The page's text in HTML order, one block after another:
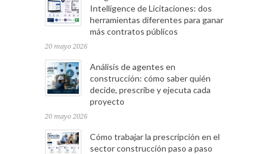
Intelligence de Licitaciones: dos
herramientas diferentes para ganar
más contratos públicos
20 mayo 2026
Análisis de agentes en
construcción: cómo saber quién
decide, prescribe y ejecuta cada
proyecto
20 mayo 2026
Cómo trabajar la prescripción en el
sector construcción paso a paso